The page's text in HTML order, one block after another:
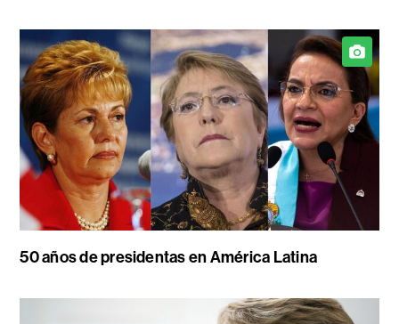
50 años de presidentas en América Latina